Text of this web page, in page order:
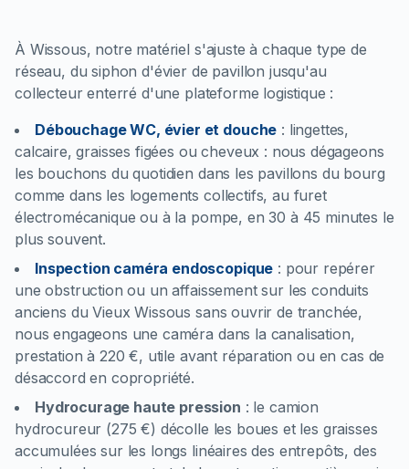
À Wissous, notre matériel s'ajuste à chaque type de
réseau, du siphon d'évier de pavillon jusqu'au
collecteur enterré d'une plateforme logistique :
Débouchage WC, évier et douche : lingettes,
calcaire, graisses figées ou cheveux : nous dégageons
les bouchons du quotidien dans les pavillons du bourg
comme dans les logements collectifs, au furet
électromécanique ou à la pompe, en 30 à 45 minutes le
plus souvent.
Inspection caméra endoscopique : pour repérer
une obstruction ou un affaissement sur les conduits
anciens du Vieux Wissous sans ouvrir de tranchée,
nous engageons une caméra dans la canalisation,
prestation à 220 €, utile avant réparation ou en cas de
désaccord en copropriété.
Hydrocurage haute pression : le camion
hydrocureur (275 €) décolle les boues et les graisses
accumulées sur les longs linéaires des entrepôts, des